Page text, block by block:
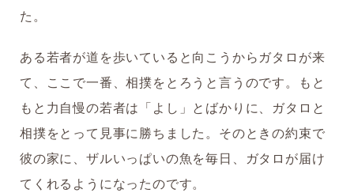
た。
ある若者が道を歩いていると向こうからガタロが来
て、ここで一番、相撲をとろうと言うのです。もと
もと力自慢の若者は「よし」とばかりに、ガタロと
相撲をとって見事に勝ちました。そのときの約束で
彼の家に、ザルいっぱいの魚を毎日、ガタロが届け
てくれるようになったのです。